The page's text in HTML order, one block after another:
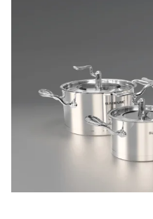
bo noi